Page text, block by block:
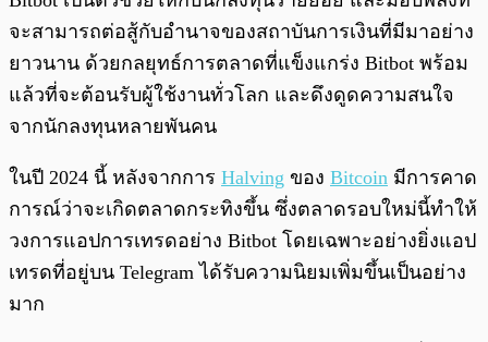
จะสามารถต่อสู้กับอำนาจของสถาบันการเงินที่มีมาอย่าง
ยาวนาน ด้วยกลยุทธ์การตลาดที่แข็งแกร่ง Bitbot พร้อม
แล้วที่จะต้อนรับผู้ใช้งานทั่วโลก และดึงดูดความสนใจ
จากนักลงทุนหลายพันคน
ในปี 2024 นี้ หลังจากการ Halving ของ Bitcoin มีการคาด
การณ์ว่าจะเกิดตลาดกระทิงขึ้น ซึ่งตลาดรอบใหม่นี้ทำให้
วงการแอปการเทรดอย่าง Bitbot โดยเฉพาะอย่างยิ่งแอป
เทรดที่อยู่บน Telegram ได้รับความนิยมเพิ่มขึ้นเป็นอย่าง
มาก